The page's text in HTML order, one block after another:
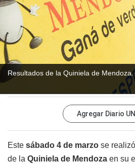
Resultados de la Quiniela de Mendoza.
Agregar Diario
Este sábado 4 de marzo se
de la Quiniela de Mendoza en su